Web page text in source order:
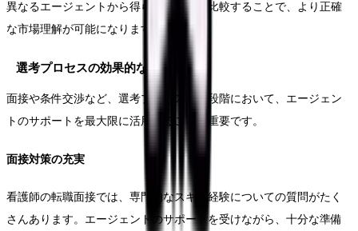
異なるエージェントから得られる情報を比較することで、より正確
な市場理解が可能になります。
選考プロセスの効果的な管理
面接や条件交渉など、選考プロセスの各段階において、エージェン
トのサポートを最大限に活用することが重要です。
面接対策の充実
看護師の転職面接では、専門的なスキル経験についての質問がたく
さんあります。エージェントのサポートを受けながら、十分な準備